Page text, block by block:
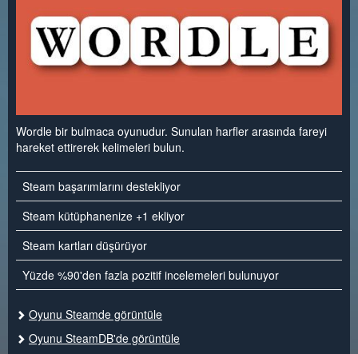
Wordle bir bulmaca oyunudur. Sunulan harfler arasında fareyi
hareket ettirerek kelimeleri bulun.
Steam başarımlarını destekliyor
Steam kütüphanenize +1 ekliyor
Steam kartları düşürüyor
Yüzde %90'den fazla pozitif incelemeleri bulunuyor
Oyunu Steamde görüntüle
Oyunu SteamDB'de görüntüle